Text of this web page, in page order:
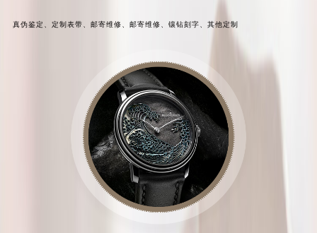
真伪鉴定、 定制表带、 邮寄维修、 邮寄维修、 镶钻刻字、 其他定制